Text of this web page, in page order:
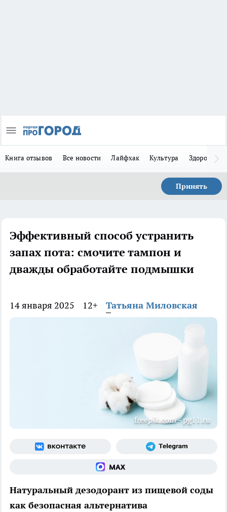
Книга отзывов Все новости Лайфхак Культура Здоровье
Принять
Эффективный способ устранить
запах пота: смочите тампон и
дважды обработайте подмышки
14 января 2025 12+ Татьяна Миловская
freepik.com - pg11.ru
Натуральный дезодорант из пищевой соды
как безопасная альтернатива